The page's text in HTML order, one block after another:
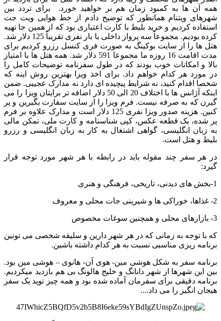
همه آن ها به کمبود زمان هم بر خواهید خورد. برای تردد بین
شهرهای ویتنام همانطور که توضیح دادم از خط هوایی ویت جت
استفاده کردیم و خرید بلیط با کارت اعتباری بود که از همین جا تهیه
کرده بودیم. مجموعاً سه پرواز داخلی با بار نفری تقریباً 125 دلار شد.
هتل ها را از سایت بوکینگ به صورت فری کنسل رزرو کردیم برای
مدت اقامت 16 روزه ما مجموعا 591 دلار شد. همه هتل ها با امتیاز
بالا و امکانات خوب بودند که در طول سفرنامه توضیحات کامل را
در مورد هر کدام خواهم داد. برای اخذ ویزا بهترین روش اینه که
شخصا اقدام کنید، نه شرایط پیچیده ای دارد نه مدارک عجیبی. ضمن
اینکه آژانس ها با اختلاف 20 الی 50 دلار اضافه تر برایتان ویزا را می
گیرن که به صرفه نیست. فرم ویزا را از سایت سفارت بگیرین و پر
کنین. هزینه صدور ویزا نفری 125 دلار است و مدارک علاوه بر فرم
پر شده، یک قطعه عکس، کپی شناسنامه و کارت ملی، تمکن مالی
به زبان انگلیسی، گواهی اشتغال به کار به زبان انگلیسی و رزرو
بلیط و هتل است.
در هر سفر چند مقوله باید در رابطه با هر شهر مورد توجه قرار
گیرد:
1-بخش های دیدنی، تاریخی، فرهنگی و هنری
2- غذاها، خوراکی ها و شیرینی جات محلی و معروف
3- بازارهای محلی و همچنین سوغات مخصوص
که با توجه به زمانی که در هر شهر دارین و سلیقه شخصی می تونین
برنامه ریزی مناسبی نسبت به هر کدام داشته باشین.
برنامه سفر به شکل هوشی مین- هوی آن- هانوی – هوشی مین بود.
بین این شهرها از شهر دانانگ و خلیج هالونگ بی هم بازدید میکردیم.
برنامه دقیقی برای سفرمان آماده شده بود و همه چیز نوید یک سفر
هیجان انگیز را می داد....